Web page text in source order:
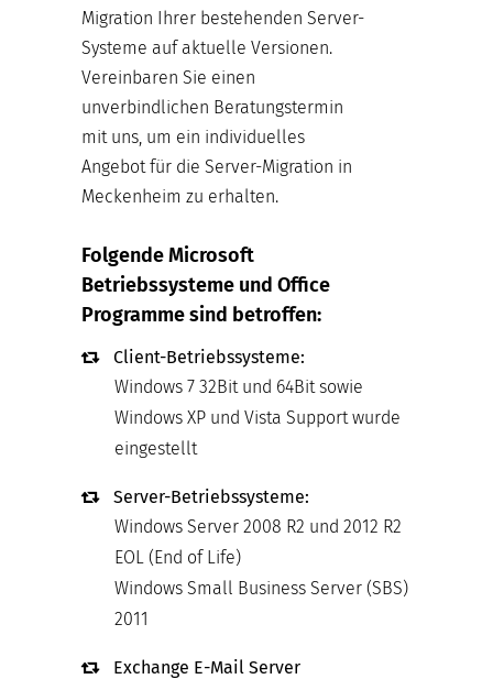
Migration Ihrer bestehenden Server-
Systeme auf aktuelle Versionen.
Vereinbaren Sie einen
unverbindlichen Beratungstermin
mit uns, um ein individuelles
Angebot für die Server-Migration in
Meckenheim zu erhalten.
Folgende Microsoft
Betriebssysteme und Office
Programme sind betroffen:
Client-Betriebssysteme:
Windows 7 32Bit und 64Bit sowie
Windows XP und Vista Support wurde
eingestellt
Server-Betriebssysteme:
Windows Server 2008 R2 und 2012 R2
EOL (End of Life)
Windows Small Business Server (SBS)
2011
Exchange E-Mail Server